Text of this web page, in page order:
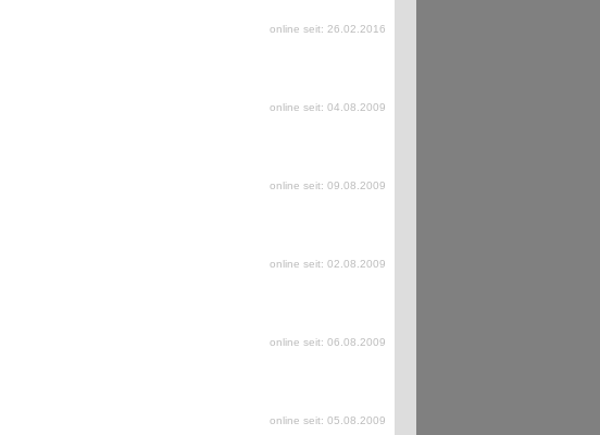
online seit: 26.02.2016
online seit: 04.08.2009
online seit: 09.08.2009
online seit: 02.08.2009
online seit: 06.08.2009
online seit: 05.08.2009